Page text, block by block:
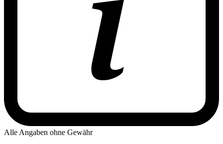
Alle Angaben ohne Gewähr